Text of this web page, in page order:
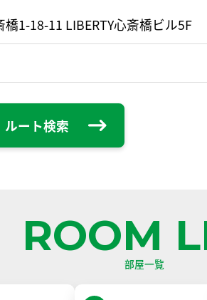
1-18-11 LIBERTY心斎橋ビル5F
ルート検索
ROOM
部屋一覧